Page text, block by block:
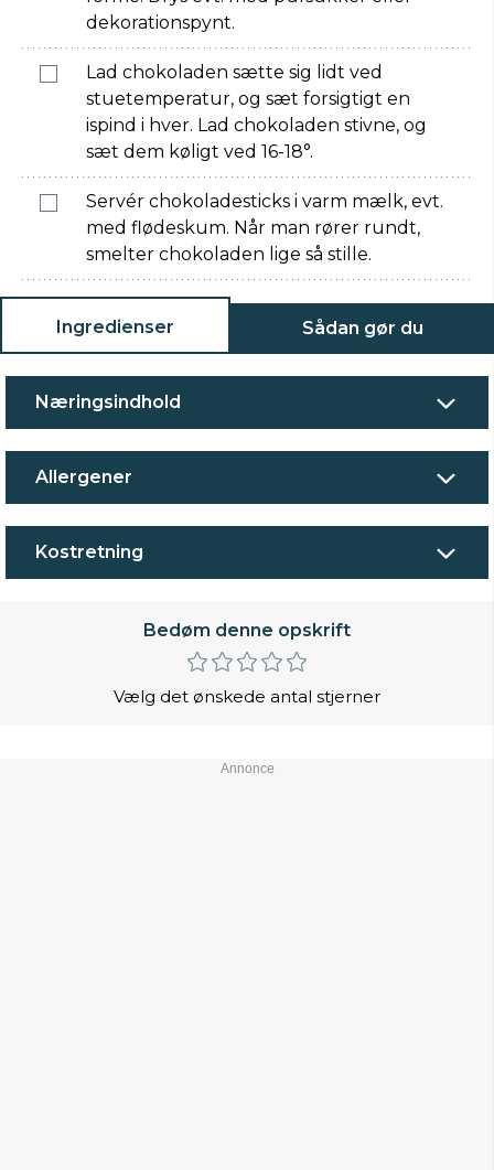
dekorationspynt.
Lad chokoladen sætte sig lidt ved
stuetemperatur, og sæt forsigtigt en
ispind i hver. Lad chokoladen stivne, og
sæt dem køligt ved 16-18°.
Servér chokoladesticks i varm mælk, evt.
med flødeskum. Når man rører rundt,
smelter chokoladen lige så stille.
Ingredienser Sådan gør du
Næringsindhold
Allergener
Kostretning
Bedøm denne opskrift
Vælg det ønskede antal stjerner